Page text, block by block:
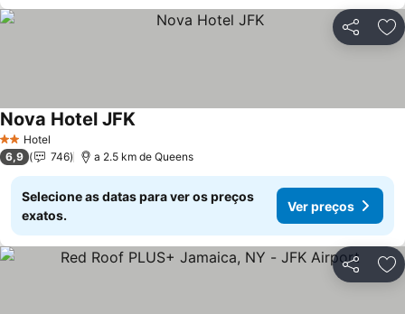
Partilhar
2 Estrelas
Hotel
Nova Hotel JFKVer preços
6,9 746 a 2.5 km de Queens
Selecione as datas para ver os preços
exatos.
Ver preços
Partilhar